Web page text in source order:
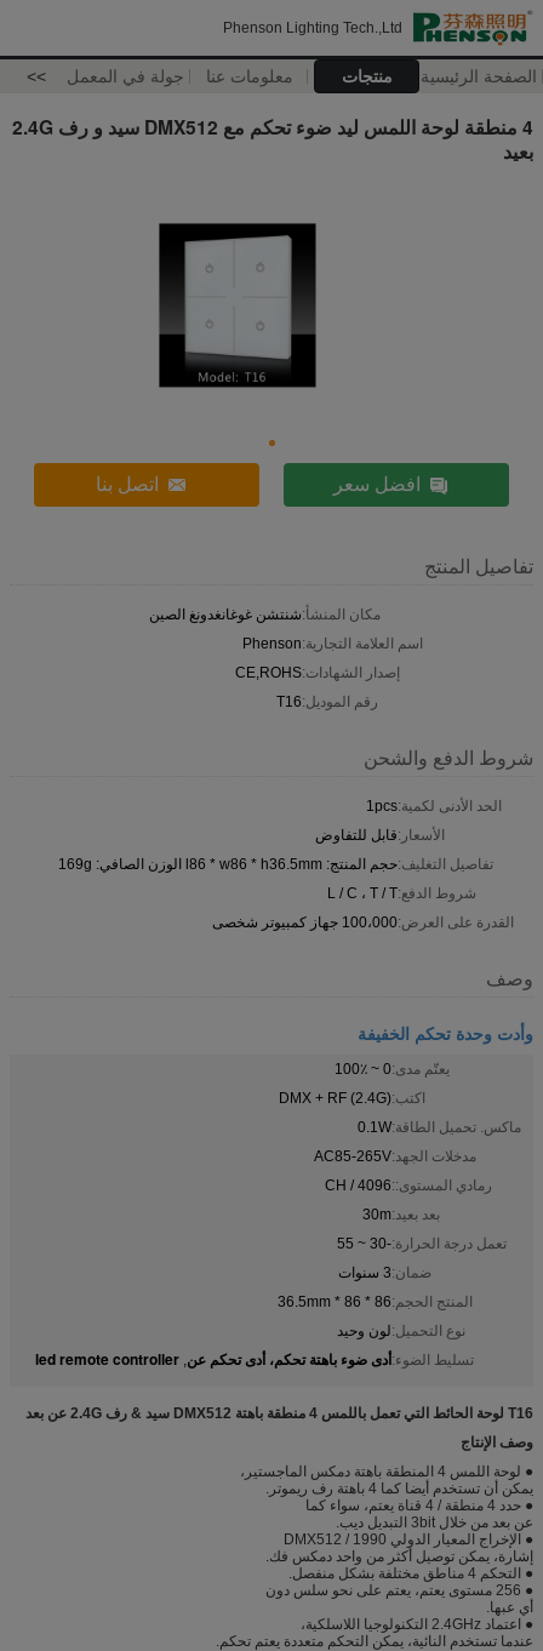
Phenson Lighting Tech.,Ltd
الصفحة الرئيسية منتجات معلومات عنا جولة في المعمل >>
4 منطقة لوحة اللمس ليد ضوء تحكم مع DMX512 سيد و رف 2.4G
بعيد
افضل سعر اتصل بنا
تفاصيل المنتج
مكان المنشأ:شنتشن غوغانغدونغ الصين
اسم العلامة التجارية:Phenson
إصدار الشهادات:CE,ROHS
رقم الموديل:T16
شروط الدفع والشحن
الحد الأدنى لكمية:1pcs
الأسعار:قابل للتفاوض
تفاصيل التغليف:حجم المنتج: l86 * w86 * h36.5mm الوزن الصافي: 169g
شروط الدفع:L / C ، T / T
القدرة على العرض:100،000 جهاز كمبيوتر شخصى
وصف
وأدت وحدة تحكم الخفيفة
يعتّم مدى:0 ~ 100٪
اكتب:DMX + RF (2.4G)
ماكس. تحميل الطاقة:0.1W
مدخلات الجهد:AC85-265V
رمادي المستوى::4096 / CH
بعد بعيد:30m
تعمل درجة الحرارة:-30 ~ 55
ضمان:3 سنوات
المنتج الحجم:86 * 86 * 36.5mm
نوع التحميل:لون وحيد
تسليط الضوء:أدى ضوء باهتة تحكم، أدى تحكم عن,
led remote controller
T16 لوحة الحائط التي تعمل باللمس 4 منطقة باهتة DMX512 سيد & رف 2.4G عن بعد
وصف الإنتاج
● لوحة اللمس 4 المنطقة باهتة دمكس الماجستير،
يمكن أن تستخدم أيضا كما 4 باهتة رف ريموتر.
● حدد 4 منطقة / 4 قناة يعتم، سواء كما
عن بعد من خلال 3bit التبديل ديب.
● الإخراج المعيار الدولي DMX512 / 1990
إشارة، يمكن توصيل أكثر من واحد دمكس فك.
● التحكم 4 مناطق مختلفة بشكل منفصل.
● 256 مستوى يعتم، يعتم على نحو سلس دون
أي عبها.
● اعتماد 2.4GHz التكنولوجيا اللاسلكية،
عندما تستخدم النائية، يمكن التحكم متعددة يعتم تحكم.